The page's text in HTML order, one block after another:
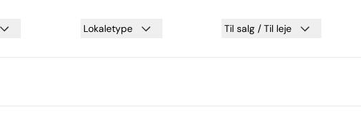
Lokaletype Til salg / Til leje